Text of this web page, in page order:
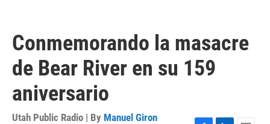
Conmemorando la masacre
de Bear River en su 159
aniversario
Utah Public Radio | By Manuel Giron